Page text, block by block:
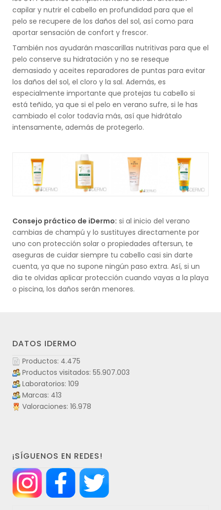
capilar y nutrir el cabello en profundidad para que el
pelo se recupere de los daños del sol, así como para
aportar sensación de confort y frescor.
También nos ayudarán mascarillas nutritivas para que el
pelo conserve su hidratación y no se reseque
demasiado y aceites reparadores de puntas para evitar
los daños del sol, el cloro y la sal. Además, es
especialmente importante que protejas tu cabello si
está teñido, ya que si el pelo en verano sufre, si le has
cambiado el color todavía más, así que hidrátalo
intensamente, además de protegerlo.
Consejo práctico de iDermo: si al inicio del verano
cambias de champú y lo sustituyes directamente por
uno con protección solar o propiedades aftersun, te
aseguras de cuidar siempre tu cabello casi sin darte
cuenta, ya que no supone ningún paso extra. Así, si un
dia te olvidas aplicar protección cuando vayas a la playa
o piscina, los daños serán menores.
DATOS IDERMO
Productos: 4.475
Productos visitados: 55.907.003
Laboratorios: 109
Marcas: 413
Valoraciones: 16.978
¡SÍGUENOS EN REDES!